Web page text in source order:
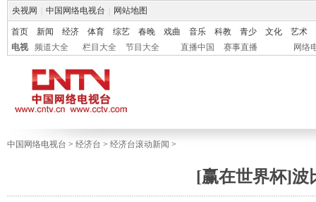
央视网 中国网络电视台 网站地图
首页 新闻 经济 体育 综艺 春晚 戏曲 音乐 科教 青少 文化
艺术
电视
频道大全 栏目大全 节目大全 直播中国 赛事直播 网络
中国网络电视台 > 经济台 > 经济台滚动新闻 >
[赢在世界杯]波